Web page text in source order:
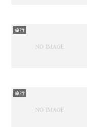
旅行
旅行